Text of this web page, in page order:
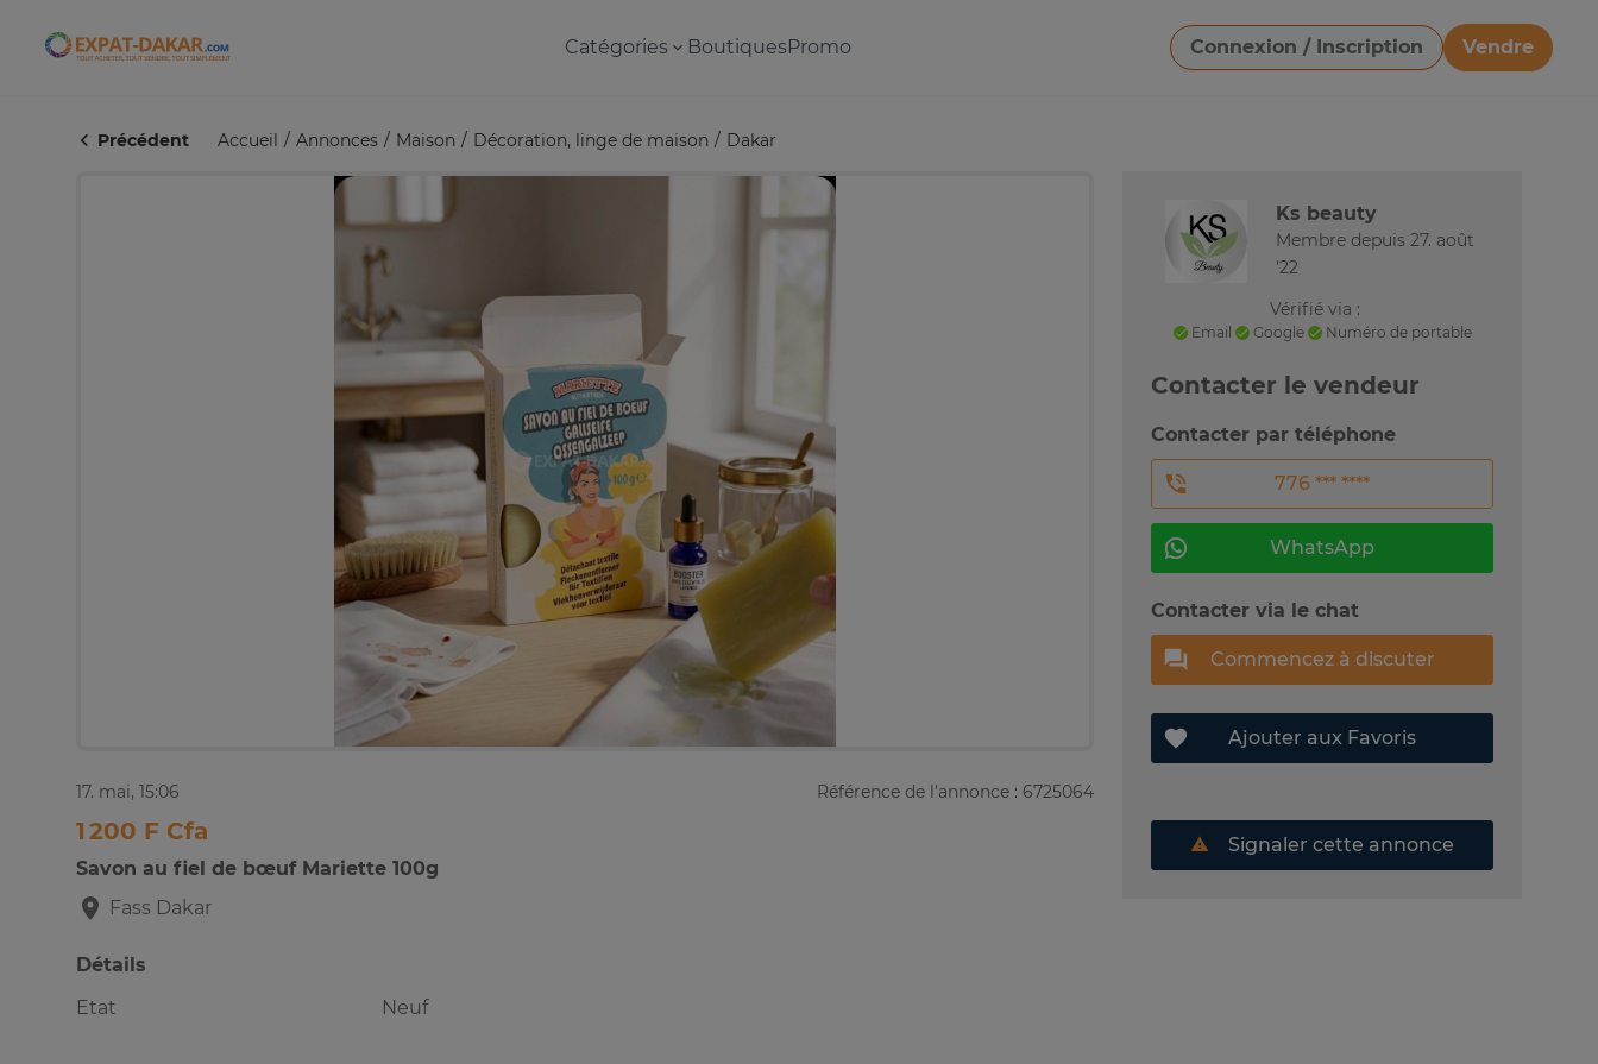
Expat-Dakar Catégories BoutiquesPromo Connexion / Inscription
Vendre
Télécharger une image
Précédent Accueil Annonces Maison Décoration, linge de maison Dakar
17. mai, 15:06 Référence de l'annonce : 6725064
1 200 F Cfa
Savon au fiel de bœuf Mariette 100g
Fass Dakar
Détails
Etat
Neuf
Ks beauty
Membre depuis 27. août
'22
Vérifié via :
Email Google Numéro de portable
Contacter le vendeur
Contacter par téléphone
776 *** ****
WhatsApp
Contacter via le chat
Commencez à discuter
Ajouter aux Favoris
Signaler cette annonce